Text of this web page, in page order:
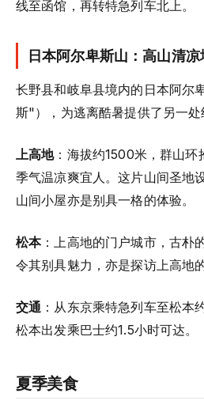
线至函馆，再转特急列车北上。
日本阿尔卑斯山：高山清凉
长野县和岐阜县境内的日本阿尔
斯"），为逃离酷暑提供了另一处
上高地：海拔约1500米，群山环
季气温凉爽宜人。这片山间圣地
山间小屋亦是别具一格的体验。
松本：上高地的门户城市，古朴
令其别具魅力，亦是探访上高地
交通 ：从东京乘特急列车至松本
松本出发乘巴士约1.5小时可达。
夏季美食